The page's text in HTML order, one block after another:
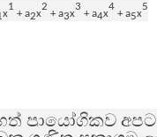
x
1
+ a2x
2
+ a3x
3
+ a4x
4
+ a5x
5
ප්‍රායෝගිකව